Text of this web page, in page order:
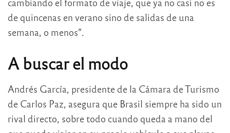
cambiando el formato de viaje, que ya no casi no es
de quincenas en verano sino de salidas de una
semana, o menos”.
A buscar el modo
Andrés García, presidente de la Cámara de Turismo
de Carlos Paz, asegura que Brasil siempre ha sido un
rival directo, sobre todo cuando queda a mano del